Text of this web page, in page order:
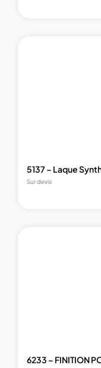
5137 – Laque
Sur devis
6233 – FINITION